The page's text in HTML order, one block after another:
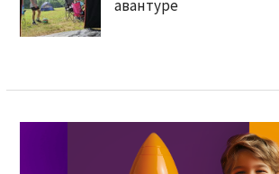
авантуре